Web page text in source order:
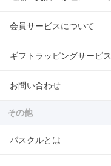
会員サービスについて
ギフトラッピングサービス
お問い合わせ
その他
パスクルとは